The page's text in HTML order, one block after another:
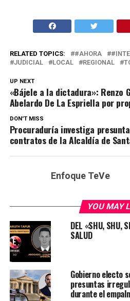
RELATED TOPICS: #AHORA
JUDICIAL
LOCAL REGIONAL
UP NEXT
«Bájele a la dictadura»: Renzo
Abelardo De La Espriella por
DON'T MISS
Procuraduría investiga
contratos de la Alcaldía de
Enfoque TeVe
YOU MAY
DEL «SHU, SHU,
SALUD
Gobierno electo
presuntas
durante el